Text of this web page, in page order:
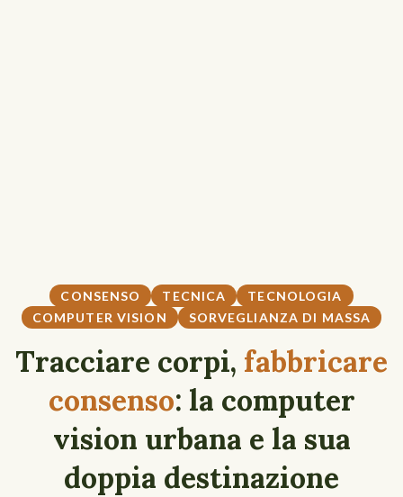
CONSENSO TECNICA
TECNOLOGIA
COMPUTER VISION
SORVEGLIANZA DI MASSA
Tracciare corpi, fabbricare
consenso: la computer
vision urbana e la sua
doppia destinazione